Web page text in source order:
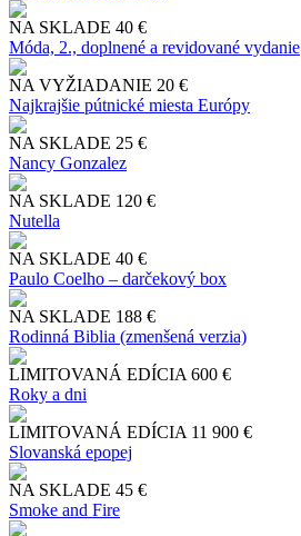
NA SKLADE 40 €
Móda, 2., doplnené a revidované vydanie
NA VYŽIADANIE 20 €
Najkrajšie pútnické miesta Európy
NA SKLADE 25 €
Nancy Gonzalez
NA SKLADE 120 €
Nutella
NA SKLADE 40 €
Paulo Coelho – darčekový box
NA SKLADE 188 €
Rodinná Biblia (zmenšená verzia)
LIMITOVANÁ EDÍCIA 600 €
Roky a dni
LIMITOVANÁ EDÍCIA 11 900 €
Slo​vanská epopej
NA SKLADE 45 €
Smoke and Fire